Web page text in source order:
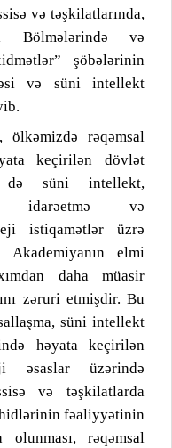
və təşkilatlarında,
Bölmələrində və
şöbələrinin
və süni intellekt
rəqəmsal
keçirilən dövlət
də süni intellekt,
idarəetmə və
istiqamətlər üzrə
elmi
daha müasir
zəruri etmişdir. Bu
süni intellekt
həyata keçirilən
əsaslar üzərində
və təşkilatlarda
fəaliyyətinin
rəqəmsal